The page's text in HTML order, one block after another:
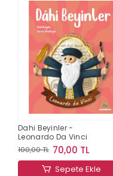
Dahi Beyinler -
Leonardo Da Vinci
100,00 TL 70,00 TL
Sepete Ekle